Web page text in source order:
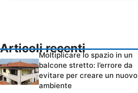
Articoli recenti
Moltiplicare lo spazio in un
balcone stretto: l’errore da
evitare per creare un nuovo
ambiente